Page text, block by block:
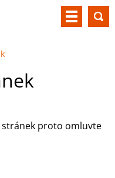
proto omluvte